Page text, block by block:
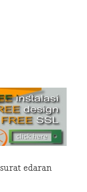
edaran